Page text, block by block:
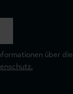
über